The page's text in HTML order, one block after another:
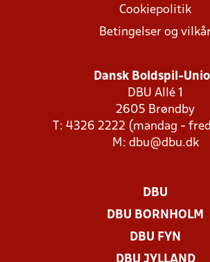
Cookiepolitik
Betingelser og
Dansk Boldspil-
DBU Allé 1
2605 Brøndby
T: 4326 2222 (mandag -
M: dbu@dbu.dk
DBU
DBU BORNHOLM
DBU FYN